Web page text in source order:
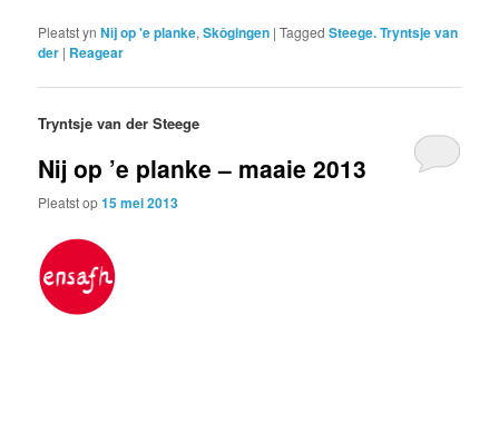
Pleatst yn Nij op 'e planke,Skôgingen |Tagged Steege. Tryntsje van
der | Reagear
Tryntsje van der Steege
Nij op ’e planke – maaie 2013
Pleatst op15 mei 2013